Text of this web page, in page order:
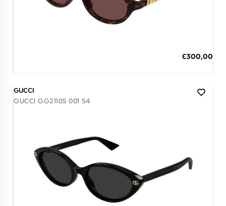
Ειδική
€300,00
GUCCI
GUCCI GG2110S 001 54